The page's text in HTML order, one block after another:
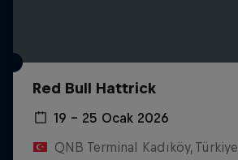
Red Bull Hattrick
19 – 25 Ocak 2026
QNB Terminal Kadıköy, Türkiye